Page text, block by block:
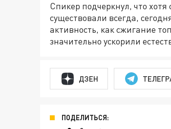
Спикер подчеркнул, что
существовали всегда,
активность, как сжигание
значительно ускорили
ДЗЕН
ПОДЕЛИТЬСЯ: